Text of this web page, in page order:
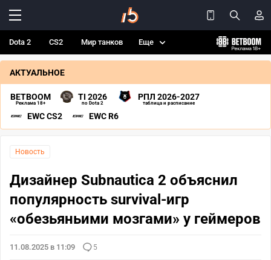
Dota 2 CS2 Мир танков Еще
АКТУАЛЬНОЕ
BETBOOM
Реклама 18+
TI 2026
по Dota 2
РПЛ 2026-2027
таблица и расписание
EWC CS2 EWC R6
Новость
Дизайнер Subnautica 2 объяснил
популярность survival-игр
«обезьяньими мозгами» у геймеров
11.08.2025 в 11:09 5